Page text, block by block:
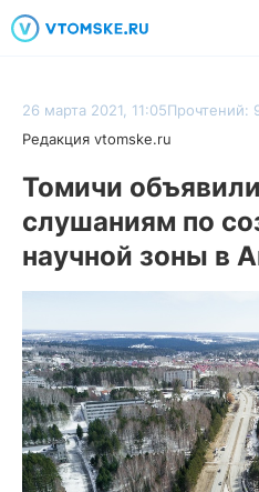
26 марта 2021, 11:05Прочтений:
Редакция vtomske.ru
Томичи
слушаниям по
научной зоны в